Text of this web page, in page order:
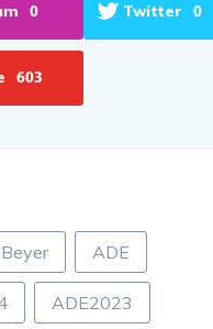
0 Twitter 0
603
ADE
ADE2023